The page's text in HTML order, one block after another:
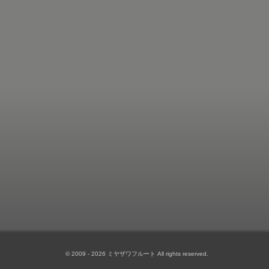
© 2009 - 2026 ミヤザワフルート All rights reserved.